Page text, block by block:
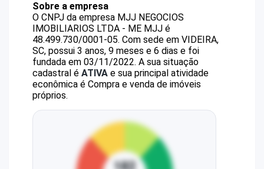
Sobre a empresa
O CNPJ da empresa MJJ NEGOCIOS
IMOBILIARIOS LTDA - ME MJJ é
48.499.730/0001-05. Com sede em VIDEIRA,
SC, possui 3 anos, 9 meses e 6 dias e foi
fundada em 03/11/2022. A sua situação
cadastral é ATIVA e sua principal atividade
econômica é Compra e venda de imóveis
próprios.